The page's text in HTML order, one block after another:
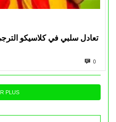
تعادل سلبي في كلاسيكو
0
PLUS